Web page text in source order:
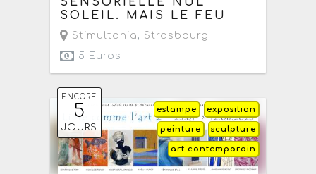
SOLEIL. MAIS LE FEU
Stimultania, Strasbourg
5 Euros
ENCORE
5
JOURS
exposition
estampe
sculpture
peinture
art contemporain